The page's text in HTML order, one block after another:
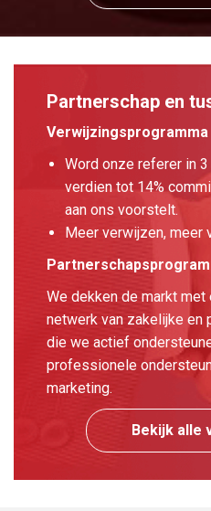
Partnerschap en
Verwijzingsprogramma
Word onze referer in
verdien tot 14%
aan ons voorstelt.
Meer verwijzen, meer
We dekken de markt
netwerk van zakelijke
die we actief
professionele
marketing.
Bekijk alle